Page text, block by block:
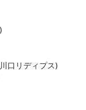
口リディプス)